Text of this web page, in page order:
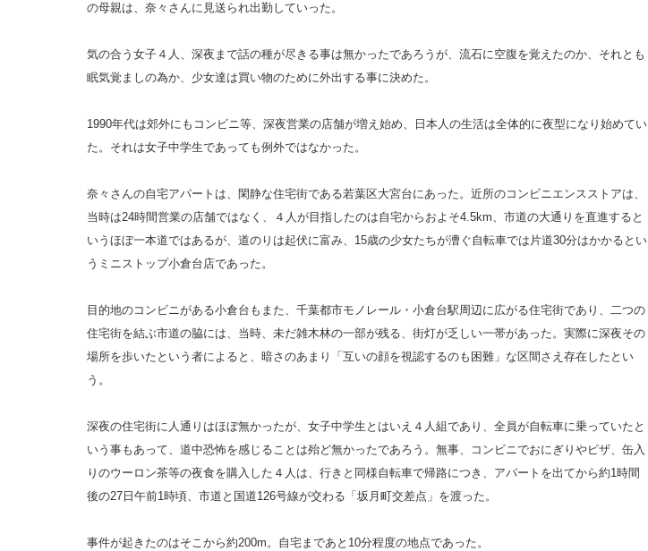
の母親は、奈々さんに見送られ出勤していった。
気の合う女子４人、深夜まで話の種が尽きる事は無かったであろうが、流石に空腹を覚えたのか、それとも
眠気覚ましの為か、少女達は買い物のために外出する事に決めた。
1990年代は郊外にもコンビニ等、深夜営業の店舗が増え始め、日本人の生活は全体的に夜型になり始めてい
た。それは女子中学生であっても例外ではなかった。
奈々さんの自宅アパートは、閑静な住宅街である若葉区大宮台にあった。近所のコンビニエンスストアは、
当時は24時間営業の店舗ではなく、４人が目指したのは自宅からおよそ4.5km、市道の大通りを直進すると
いうほぼ一本道ではあるが、道のりは起伏に富み、15歳の少女たちが漕ぐ自転車では片道30分はかかるとい
うミニストップ小倉台店であった。
目的地のコンビニがある小倉台もまた、千葉都市モノレール・小倉台駅周辺に広がる住宅街であり、二つの
住宅街を結ぶ市道の脇には、当時、未だ雑木林の一部が残る、街灯が乏しい一帯があった。実際に深夜その
場所を歩いたという者によると、暗さのあまり「互いの顔を視認するのも困難」な区間さえ存在したとい
う。
深夜の住宅街に人通りはほぼ無かったが、女子中学生とはいえ４人組であり、全員が自転車に乗っていたと
いう事もあって、道中恐怖を感じることは殆ど無かったであろう。無事、コンビニでおにぎりやピザ、缶入
りのウーロン茶等の夜食を購入した４人は、行きと同様自転車で帰路につき、アパートを出てから約1時間
後の27日午前1時頃、市道と国道126号線が交わる「坂月町交差点」を渡った。
事件が起きたのはそこから約200m。自宅まであと10分程度の地点であった。